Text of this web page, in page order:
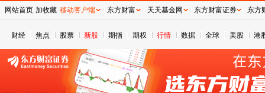
财经 焦点 股票 新股 期指 期权 行情 数据 全球 美股 港
网站首页 加收藏 移动客户端 东方财富 天天基金网 东方财富证券 东方